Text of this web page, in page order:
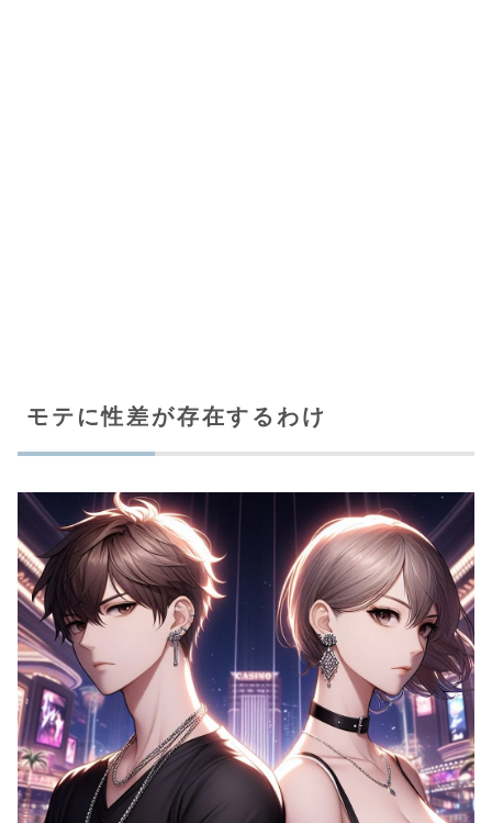
モテに性差が存在するわけ